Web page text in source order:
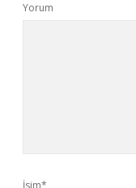
Yorum
İsim*